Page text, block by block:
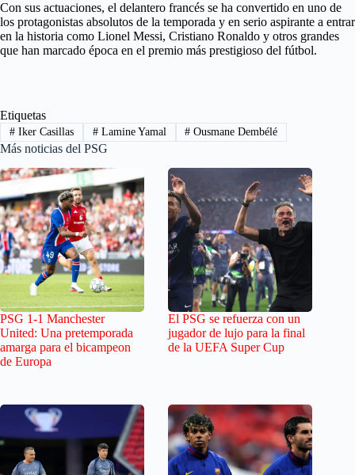
Con sus actuaciones, el delantero francés se ha convertido en uno de
los protagonistas absolutos de la temporada y en serio aspirante a entrar
en la historia como Lionel Messi, Cristiano Ronaldo y otros grandes
que han marcado época en el premio más prestigioso del fútbol.
Etiquetas
#Iker Casillas #Lamine Yamal # Ousmane Dembélé
Más noticias del PSG
PSG 1-1 Manchester
United: Una pretemporada
amarga para el bicampeon
de Europa
El PSG se refuerza con un
jugador de lujo para la final
de la UEFA Super Cup